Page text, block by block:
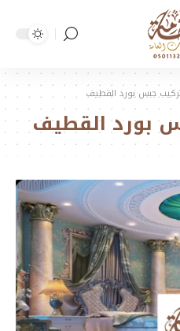
جبس بورد القطيف
بورد القطيف